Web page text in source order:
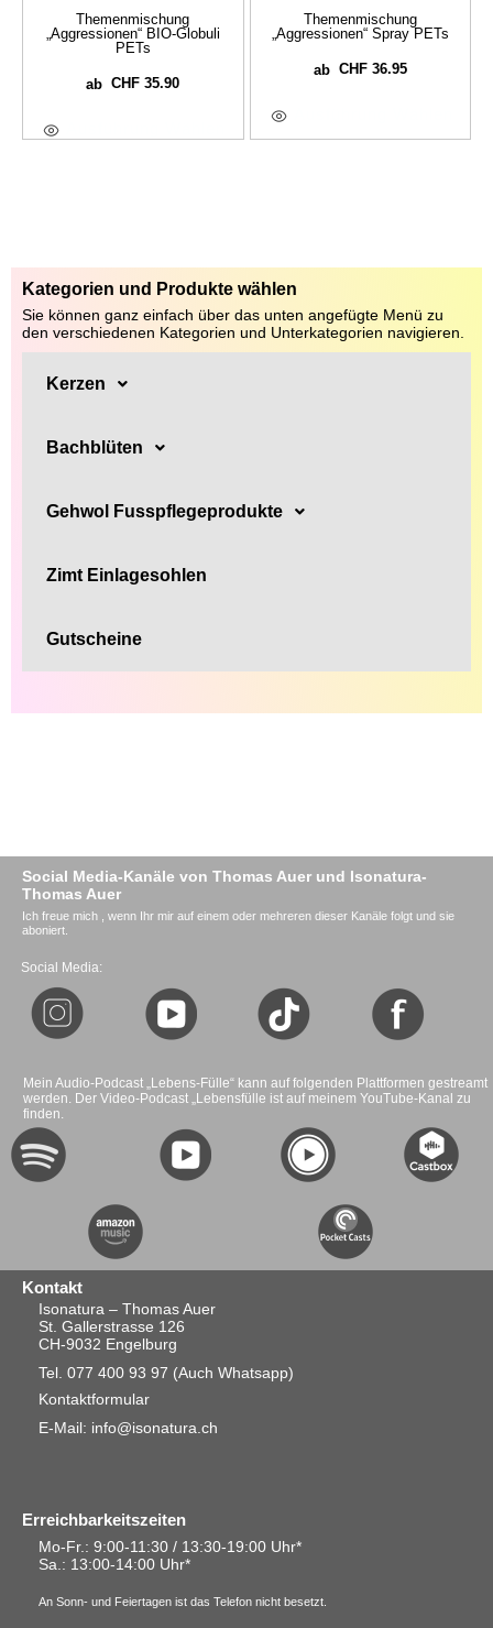
Themenmischung
„Aggressionen“ BIO-Globuli
PETs
abCHF 35.90
Themenmischung
„Aggressionen“ Spray PETs
ab CHF36.95
Kategorien und Produkte wählen
Sie können ganz einfach über das unten angefügte Menü zu
den verschiedenen Kategorien und Unterkategorien navigieren.
Kerzen
Bachblüten
Gehwol Fusspflegeprodukte
Zimt Einlagesohlen
Gutscheine
Social Media-Kanäle von Thomas Auer und Isonatura-
Thomas Auer
Ich freue mich , wenn Ihr mir auf einem oder mehreren dieser Kanäle folgt und sie
aboniert.
Social Media:
Mein Audio-Podcast „Lebens-Fülle“ kann auf folgenden Plattformen gestreamt
werden. Der Video-Podcast „Lebensfülle ist auf meinem YouTube-Kanal zu
finden.
Kontakt
Isonatura – Thomas Auer
St. Gallerstrasse 126
CH-9032 Engelburg
Tel. 077 400 93 97 (Auch Whatsapp)
Kontaktformular
E-Mail: info@isonatura.ch
Erreichbarkeitszeiten
Mo-Fr.: 9:00-11:30 / 13:30-19:00 Uhr*
Sa. : 13:00-14:00 Uhr*
An Sonn- und Feiertagen ist das Telefon nicht besetzt.